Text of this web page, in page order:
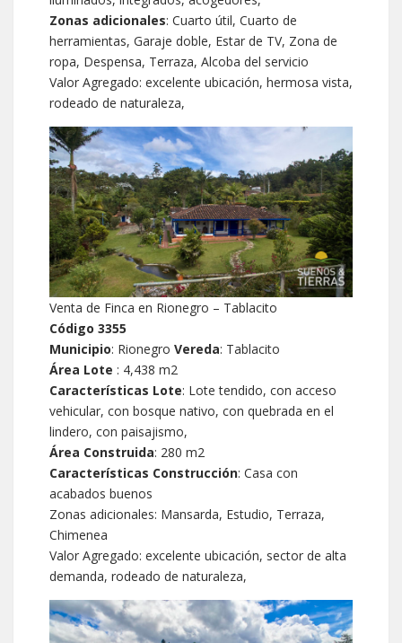
Zonas adicionales: Cuarto útil, Cuarto de
herramientas, Garaje doble, Estar de TV, Zona de
ropa, Despensa, Terraza, Alcoba del servicio
Valor Agregado: excelente ubicación, hermosa vista,
rodeado de naturaleza,
Venta de Finca en Rionegro – Tablacito
Código 3355
Municipio: Rionegro Vereda: Tablacito
Área Lote : 4,438 m2
Características Lote: Lote tendido, con acceso
vehicular, con bosque nativo, con quebrada en el
lindero, con paisajismo,
Área Construida: 280 m2
Características Construcción: Casa con
acabados buenos
Zonas adicionales: Mansarda, Estudio, Terraza,
Chimenea
Valor Agregado: excelente ubicación, sector de alta
demanda, rodeado de naturaleza,